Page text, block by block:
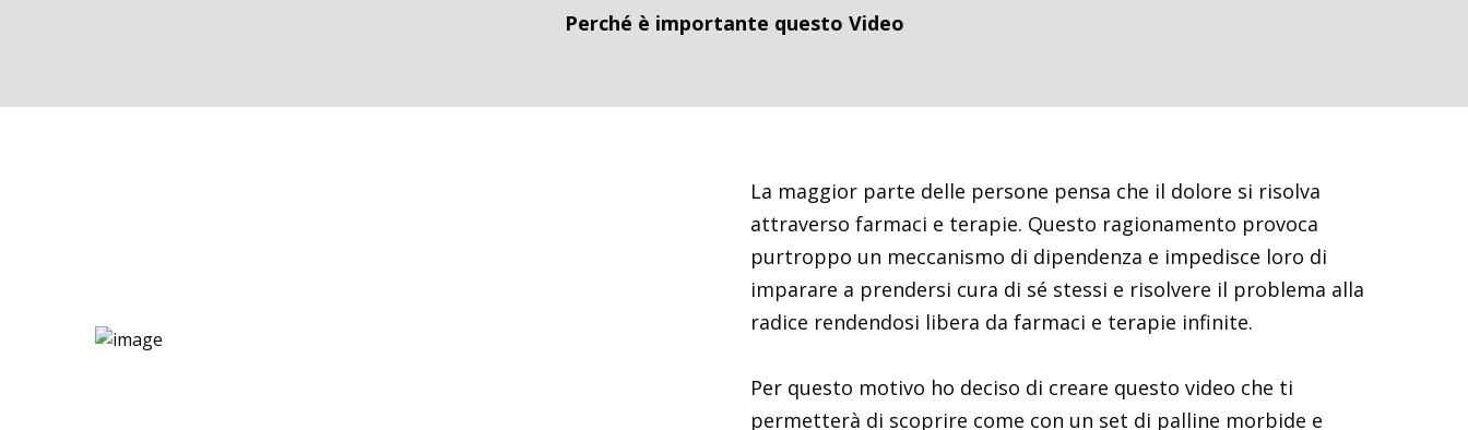
Perché è importante questo Video
La maggior parte delle persone pensa che il dolore si risolva
attraverso farmaci e terapie. Questo ragionamento provoca
purtroppo un meccanismo di dipendenza e impedisce loro di
imparare a prendersi cura di sé stessi e risolvere il problema alla
radice rendendosi libera da farmaci e terapie infinite.
Per questo motivo ho deciso di creare questo video che ti
permetterà di scoprire come con un set di palline morbide e